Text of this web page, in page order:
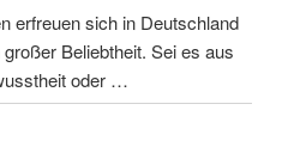
erfreuen sich in Deutschland
Beliebtheit. Sei es aus
oder …